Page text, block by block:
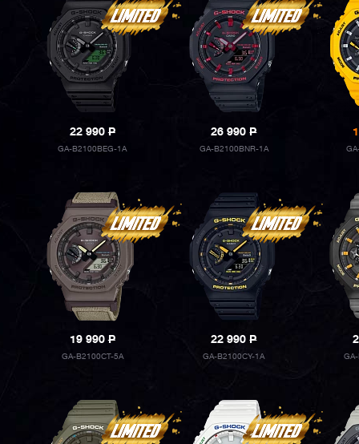
22 990P
GA-B2100BEG-1A
26 990P
GA-B2100BNR-1A
19 990P
GA-B2100CT-5A
22 990P
GA-B2100CY-1A